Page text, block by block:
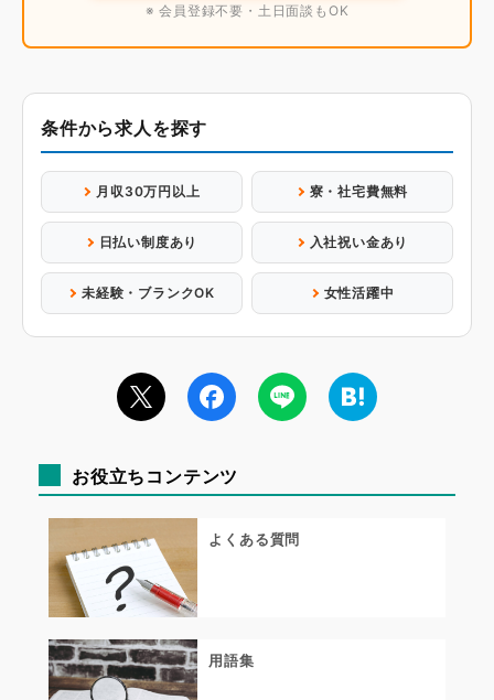
※ 会員登録不要・土日面談もOK
条件から求人を探す
月収30万円以上 寮・社宅費無料
日払い制度あり 入社祝い金あり
未経験・ブランクOK 女性活躍中
お役立ちコンテンツ
よくある質問
用語集